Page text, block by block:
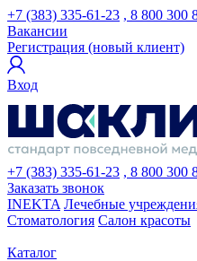
+7 (383) 335-61-23 , 8 800 300
Вакансии
Регистрация (новый клиент)
Вход
+7 (383) 335-61-23 , 8 800 300
Заказать звонок
INEKTA Лечебные
Стоматология Салон красоты
Каталог